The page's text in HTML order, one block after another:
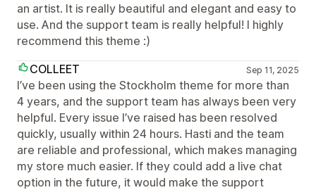
an artist. It is really beautiful and elegant and easy to
use. And the support team is really helpful! I highly
recommend this theme :)
COLLEET
Sep 11, 2025
I’ve been using the Stockholm theme for more than
4 years, and the support team has always been very
helpful. Every issue I’ve raised has been resolved
quickly, usually within 24 hours. Hasti and the team
are reliable and professional, which makes managing
my store much easier. If they could add a live chat
option in the future, it would make the support